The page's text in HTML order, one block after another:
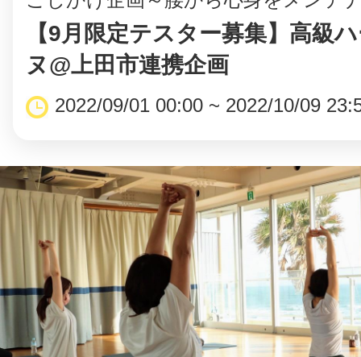
【9月限定テスター募集】高級
ヌ@上田市連携企画
2022/09/01 00:00 ~ 2022/10/09